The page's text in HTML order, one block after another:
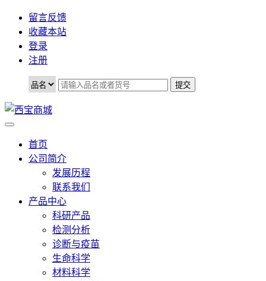
留言反馈
收藏本站
登录
注册
首页
公司简介
发展历程
联系我们
产品中心
科研产品
检测分析
诊断与疫苗
生命科学
材料科学